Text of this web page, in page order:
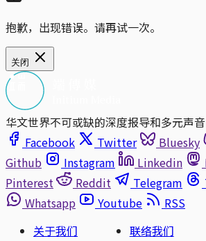
抱歉，出现错误。请再试一次。
关闭
华文世界不可或缺的深度报导和多元声音
Facebook
Twitter Bluesky
Github
Instagram Linkedin
Pinterest
Reddit Telegram
Whatsapp
Youtube
RSS
关于我们
联络我们